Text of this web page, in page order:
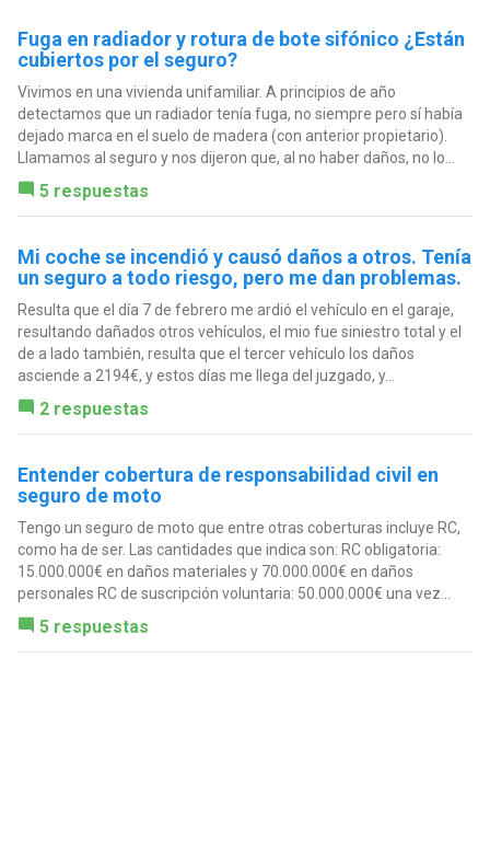
Fuga en radiador y rotura de bote sifónico ¿Están
cubiertos por el seguro?
Vivimos en una vivienda unifamiliar. A principios de año
detectamos que un radiador tenía fuga, no siempre pero sí había
dejado marca en el suelo de madera (con anterior propietario).
Llamamos al seguro y nos dijeron que, al no haber daños, no lo...
5 respuestas
Mi coche se incendió y causó daños a otros. Tenía
un seguro a todo riesgo, pero me dan problemas.
Resulta que el día 7 de febrero me ardió el vehículo en el garaje,
resultando dañados otros vehículos, el mio fue siniestro total y el
de a lado también, resulta que el tercer vehículo los daños
asciende a 2194€, y estos días me llega del juzgado, y...
2 respuestas
Entender cobertura de responsabilidad civil en
seguro de moto
Tengo un seguro de moto que entre otras coberturas incluye RC,
como ha de ser. Las cantidades que indica son: RC obligatoria:
15.000.000€ en daños materiales y 70.000.000€ en daños
personales RC de suscripción voluntaria: 50.000.000€ una vez...
5 respuestas